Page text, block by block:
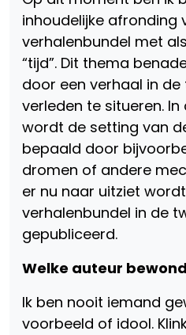
inhoudelijke afronding
verhalenbundel met
“tijd”. Dit thema
door een verhaal in
verleden te situeren.
wordt de setting van
bepaald door
dromen of andere
er nu naar uitziet
verhalenbundel in de
gepubliceerd.
Welke auteur
Ik ben nooit iemand
voorbeeld of idool.